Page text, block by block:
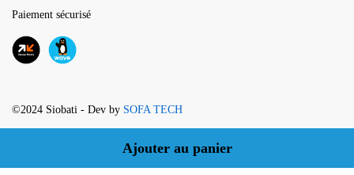
Ajouter au panier
©2024 Siobati - Dev by SOFA TECH
Paiement sécurisé